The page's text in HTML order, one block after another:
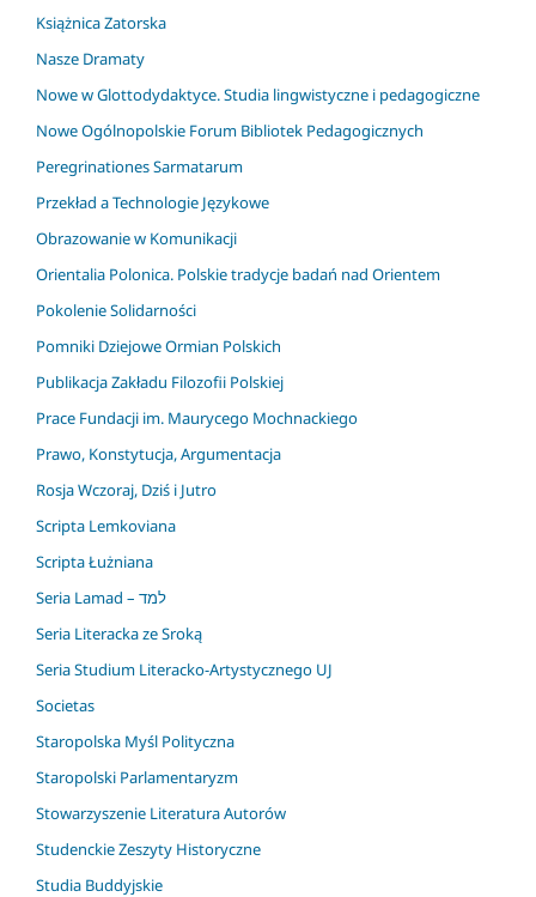
Książnica Zatorska
Nasze Dramaty
Nowe w Glottodydaktyce. Studia lingwistyczne i pedagogiczne
Nowe Ogólnopolskie Forum Bibliotek Pedagogicznych
Peregrinationes Sarmatarum
Przekład a Technologie Językowe
Obrazowanie w Komunikacji
Orientalia Polonica. Polskie tradycje badań nad Orientem
Pokolenie Solidarności
Pomniki Dziejowe Ormian Polskich
Publikacja Zakładu Filozofii Polskiej
Prace Fundacji im. Maurycego Mochnackiego
Prawo, Konstytucja, Argumentacja
Rosja Wczoraj, Dziś i Jutro
Scripta Lemkoviana
Scripta Łużniana
Seria Lamad – למד
Seria Literacka ze Sroką
Seria Studium Literacko-Artystycznego UJ
Societas
Staropolska Myśl Polityczna
Staropolski Parlamentaryzm
Stowarzyszenie Literatura Autorów
Studenckie Zeszyty Historyczne
Studia Buddyjskie